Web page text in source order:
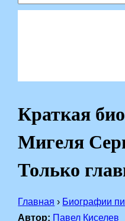
Краткая
Мигеля
Только
Главная › Биографии
Автор: Павел Киселев